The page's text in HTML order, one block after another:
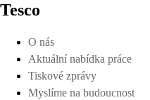
Tesco
O nás
Aktuální nabídka práce
Tiskové zprávy
Myslíme na budoucnost